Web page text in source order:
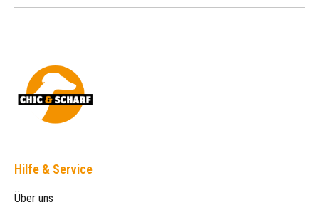
Hilfe & Service
Über uns